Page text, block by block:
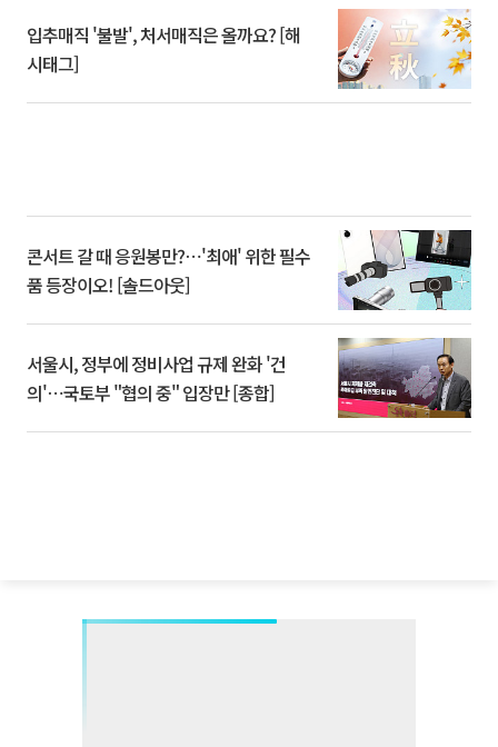
입추매직 '불발', 처서매직은 올까요? [해
시태그]
콘서트 갈 때 응원봉만?⋯'최애' 위한 필수
품 등장이오! [솔드아웃]
서울시, 정부에 정비사업 규제 완화 '건
의'⋯국토부 "협의 중" 입장만 [종합]